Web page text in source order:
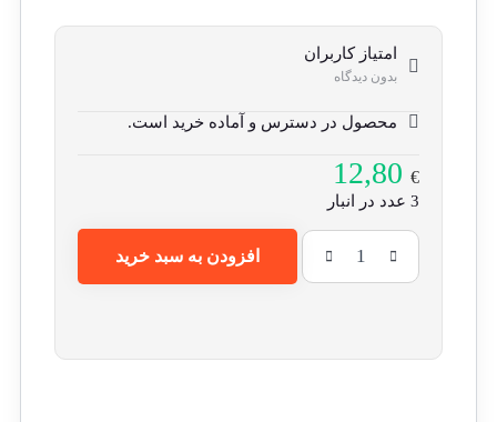
امتیاز کاربران
بدون دیدگاه
محصول در دسترس و آماده خرید است.
12,80€
3 عدد در انبار
روش
مدیریت
افزودن به سبد خرید